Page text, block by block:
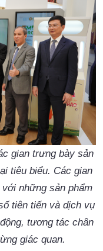
gian trưng bày sản
tiêu biểu. Các gian
những sản phẩm
tiên tiến và dịch vụ
tương tác chân
giác quan.